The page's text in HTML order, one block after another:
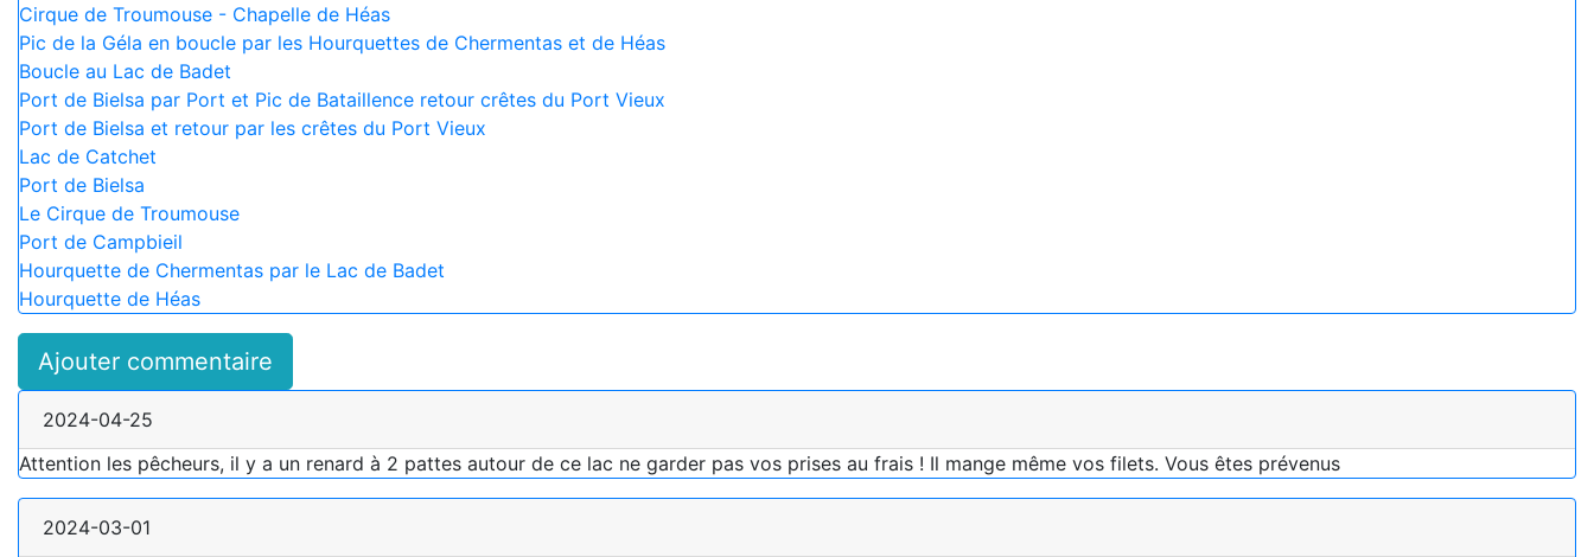
Cirque de Troumouse - Chapelle de Héas
Pic de la Géla en boucle par les Hourquettes de Chermentas et de Héas
Boucle au Lac de Badet
Port de Bielsa par Port et Pic de Bataillence retour crêtes du Port Vieux
Port de Bielsa et retour par les crêtes du Port Vieux
Lac de Catchet
Port de Bielsa
Le Cirque de Troumouse
Port de Campbieil
Hourquette de Chermentas par le Lac de Badet
Hourquette de Héas
Ajouter commentaire
2024-04-25
Attention les pêcheurs, il y a un renard à 2 pattes autour de ce lac ne garder pas vos prises au frais ! Il mange même vos filets. Vous êtes prévenus
2024-03-01